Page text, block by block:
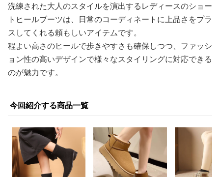
洗練された大人のスタイルを演出するレディースのショー
トヒールブーツは、日常のコーディネートに上品さをプラ
スしてくれる頼もしいアイテムです。
程よい高さのヒールで歩きやすさも確保しつつ、ファッシ
ョン性の高いデザインで様々なスタイリングに対応できる
のが魅力です。
今回紹介する商品一覧